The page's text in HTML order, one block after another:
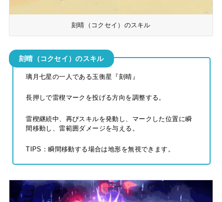
刻晴（コクセイ）のスキル
刻晴（コクセイ）のスキル
璃月七星の一人である玉衡星『刻晴』
長押しで雷楔マークを投げる方向を調整する。
雷楔継続中、再びスキルを発動し、マークした位置に瞬
間移動し、雷範囲ダメージを与える。
TIPS：瞬間移動する場合は地形を無視できます。